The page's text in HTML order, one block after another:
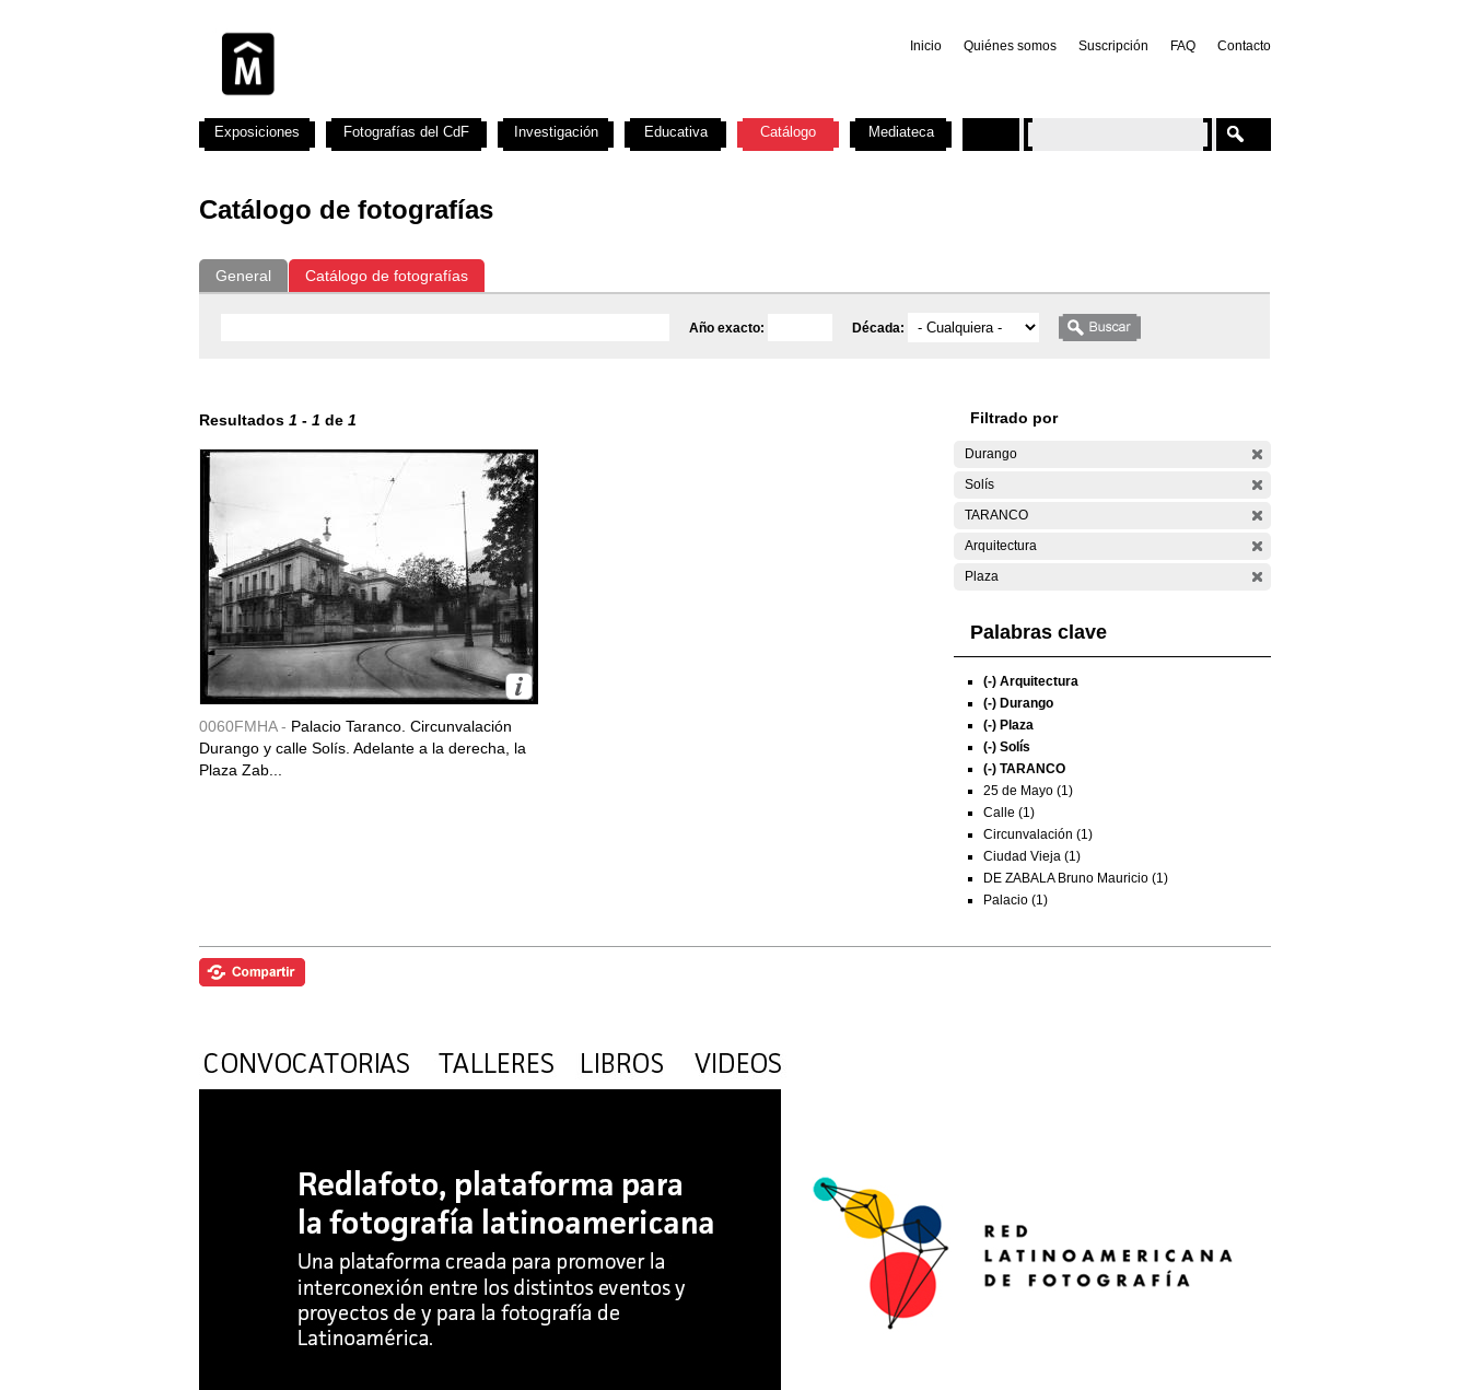
Inicio Quiénes somos Suscripción FAQ Contacto
Catálogo de fotografías
General Catálogo de fotografías
Año exacto: Década:
Resultados 1 - 1 de 1
0060FMHA - Palacio Taranco. Circunvalación
Durango y calle Solís. Adelante a la derecha, la
Plaza Zab...
Filtrado por
Durango
Solís
TARANCO
Arquitectura
Plaza
Palabras clave
(-) Arquitectura
(-) Durango
(-) Plaza
(-) Solís
(-) TARANCO
25 de Mayo (1)
Calle (1)
Circunvalación (1)
Ciudad Vieja (1)
DE ZABALA Bruno Mauricio (1)
Palacio (1)
Exposiciones Fotografías del CdF Investigación Educativa Catálogo Mediateca